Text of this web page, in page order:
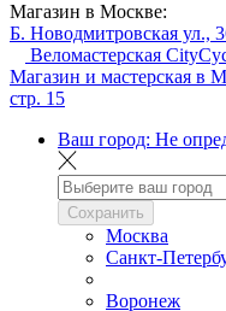
Магазин в Москве:
Б. Новодмитровская ул.,
Веломастерская
Магазин и мастерская в
стр. 15
Ваш город: Не
Сохранить
Москва
Санкт-
Воронеж